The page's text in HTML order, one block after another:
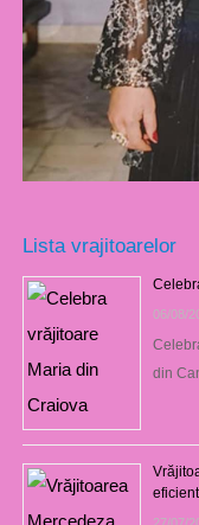
Lista vrajitoarelor
06/08/
din